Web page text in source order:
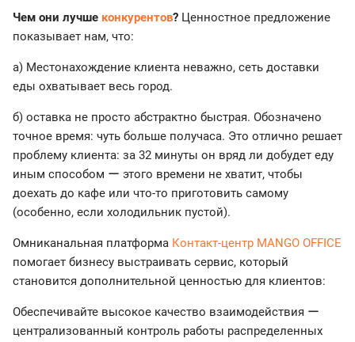
Чем они лучше конкурентов? Ценностное предложение
показывает нам, что:
а) Местонахождение клиента неважно, сеть доставки
еды охватывает весь город.
б) оставка не просто абстрактно быстрая. Обозначено
точное время: чуть больше получаса. Это отлично решает
проблему клиента: за 32 минуты он вряд ли добудет еду
иным способом ー этого времени не хватит, чтобы
доехать до кафе или что-то приготовить самому
(особенно, если холодильник пустой).
Омниканальная платформа Контакт-центр MANGO OFFICE
помогает бизнесу выстраивать сервис, который
становится дополнительной ценностью для клиентов:
Обеспечивайте высокое качество взаимодействия ー
централизованный контроль работы распределенных